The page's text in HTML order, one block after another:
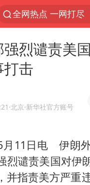
全网热点 一网打尽
烈谴责美
击
·北京·新华社官方账号
月11日电 伊朗
烈谴责美国对伊
并指责美方严重